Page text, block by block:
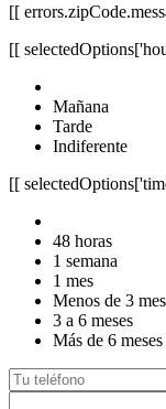
[[
[[
Mañana
Tarde
Indiferente
[[
48 horas
1 semana
1 mes
Menos de 3
3 a 6 meses
Más de 6 meses